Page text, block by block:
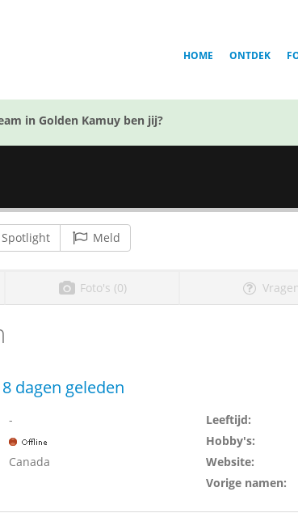
HOME ONTDEK
in Golden Kamuy ben jij?
Spotlight Meld
Foto's (0)
dagen geleden
-
Canada
Leeftijd:
Hobby's:
Website:
Vorige namen: